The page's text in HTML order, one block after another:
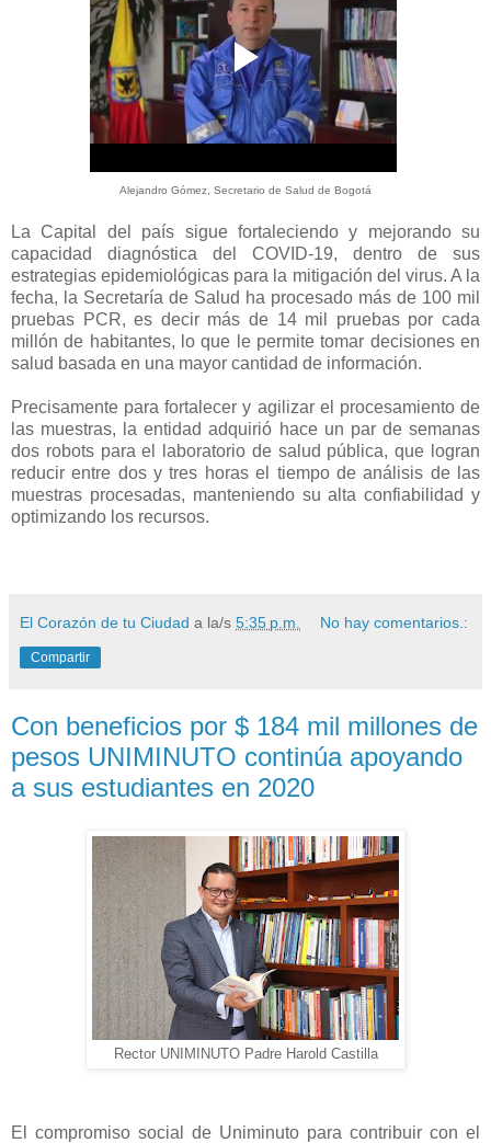
Alejandro Gómez, Secretario de Salud de Bogotá
La Capital del país sigue fortaleciendo y mejorando su
capacidad diagnóstica del COVID-19, dentro de sus
estrategias epidemiológicas para la mitigación del virus. A la
fecha, la Secretaría de Salud ha procesado más de 100 mil
pruebas PCR, es decir más de 14 mil pruebas por cada
millón de habitantes, lo que le permite tomar decisiones en
salud basada en una mayor cantidad de información.
Precisamente para fortalecer y agilizar el procesamiento de
las muestras, la entidad adquirió hace un par de semanas
dos robots para el laboratorio de salud pública, que logran
reducir entre dos y tres horas el tiempo de análisis de las
muestras procesadas, manteniendo su alta confiabilidad y
optimizando los recursos.
El Corazón de tu Ciudad a la/s 5:35 p.m. No hay comentarios.:
Compartir
Con beneficios por $ 184 mil millones de
pesos UNIMINUTO continúa apoyando
a sus estudiantes en 2020
Rector UNIMINUTO Padre Harold Castilla
El compromiso social de Uniminuto para contribuir con el